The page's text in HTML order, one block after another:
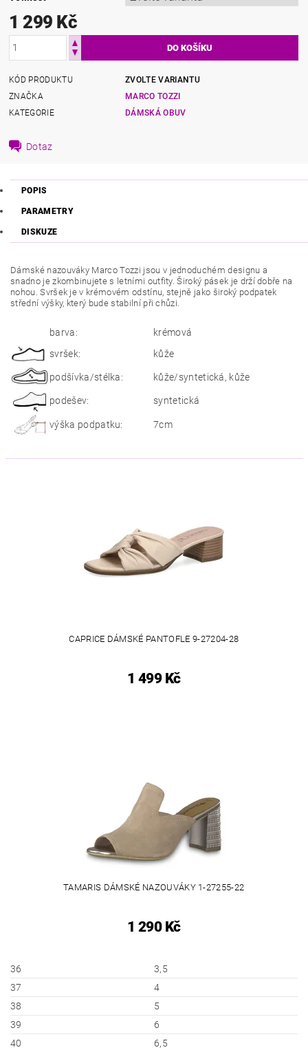
1 299 Kč
KÓD PRODUKTU
ZVOLTE VARIANTU
ZNAČKA
MARCO TOZZI
KATEGORIE
DÁMSKÁ OBUV
Dotaz
POPIS
PARAMETRY
DISKUZE
Dámské nazouváky Marco Tozzi jsou v jednoduchém designu a
snadno je zkombinujete s letními outfity. Široký pásek je drží dobře na
nohou. Svršek je v krémovém odstínu, stejně jako široký podpatek
střední výšky, který bude stabilní při chůzi.
barva:
krémová
svršek:
kůže
podšívka/stélka: kůže/syntetická, kůže
podešev: syntetická
výška podpatku: 7cm
CAPRICE DÁMSKÉ PANTOFLE 9-27204-28
1 499 Kč
TAMARIS DÁMSKÉ NAZOUVÁKY 1-27255-22
1 290 Kč
36
3,5
37
4
38
5
39
6
40
6,5